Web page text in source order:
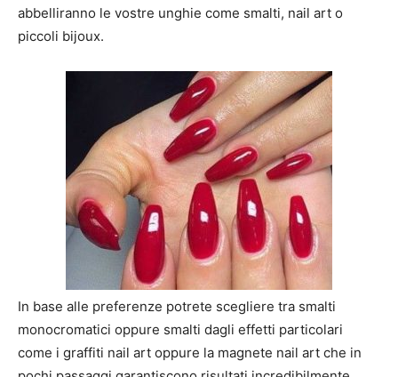
abbelliranno le vostre unghie come smalti, nail art o
piccoli bijoux.
In base alle preferenze potrete scegliere tra smalti
monocromatici oppure smalti dagli effetti particolari
come i graffiti nail art oppure la magnete nail art che in